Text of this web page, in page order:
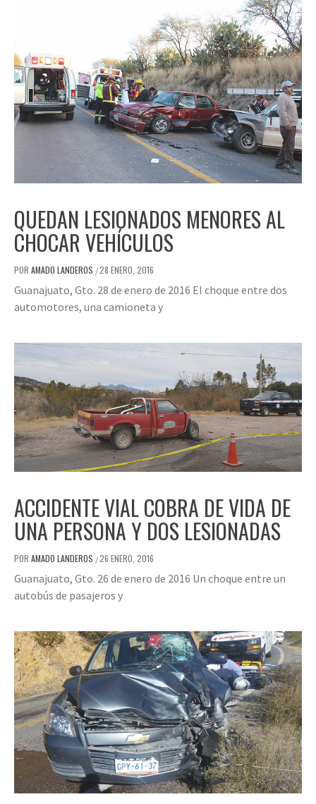
QUEDAN LESIONADOS MENORES AL
CHOCAR VEHÍCULOS
POR AMADO LANDEROS /28 ENERO, 2016
Guanajuato, Gto. 28 de enero de 2016 El choque entre dos
automotores, una camioneta y
ACCIDENTE VIAL COBRA DE VIDA DE
UNA PERSONA Y DOS LESIONADAS
POR AMADO LANDEROS /26 ENERO, 2016
Guanajuato, Gto. 26 de enero de 2016 Un choque entre un
autobús de pasajeros y